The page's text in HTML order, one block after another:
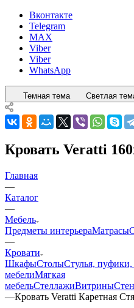
Вконтакте
Telegram
MAX
Viber
Viber
WhatsApp
Темная тема Светлая
Кровать Veratti
Главная
—
Каталог
—
Мебель
Предметы интерьераМатрасы
—
Кровати
ШкафыСтолыСтулья,
мебелиМягкая
мебельСтеллажиВитрины
—Кровать Veratti Каретная